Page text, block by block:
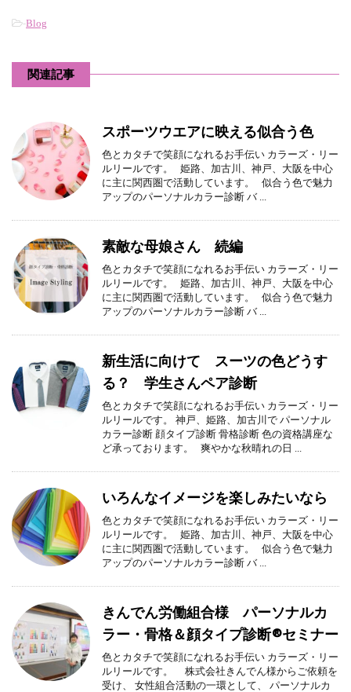
-Blog
関連記事
スポーツウエアに映える似合う色
色とカタチで笑顔になれるお手伝い カラーズ・リー
ルリールです。 姫路、加古川、神戸、大阪を中心
に主に関西圏で活動しています。 似合う色で魅力
アップのパーソナルカラー診断 バ ...
素敵な母娘さん 続編
色とカタチで笑顔になれるお手伝い カラーズ・リー
ルリールです。 姫路、加古川、神戸、大阪を中心
に主に関西圏で活動しています。 似合う色で魅力
アップのパーソナルカラー診断 バ ...
新生活に向けて スーツの色どうす
る？ 学生さんペア診断
色とカタチで笑顔になれるお手伝い カラーズ・リー
ルリールです。 神戸、姫路、加古川で パーソナル
カラー診断 顔タイプ診断 骨格診断 色の資格講座な
ど承っております。 爽やかな秋晴れの日 ...
いろんなイメージを楽しみたいなら
色とカタチで笑顔になれるお手伝い カラーズ・リー
ルリールです。 姫路、加古川、神戸、大阪を中心
に主に関西圏で活動しています。 似合う色で魅力
アップのパーソナルカラー診断 バ ...
きんでん労働組合様 パーソナルカ
ラー・骨格＆顔タイプ診断®セミナー
色とカタチで笑顔になれるお手伝い カラーズ・リー
ルリールです。 株式会社きんでん様からご依頼を
受け、 女性組合活動の一環として、 パーソナルカ